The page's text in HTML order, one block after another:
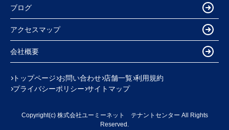
ブログ
アクセスマップ
会社概要
トップページ お問い合わせ 店舗一覧 利用規約
プライバシーポリシー サイトマップ
Copyright(c) 株式会社ユーミーネット テナントセンター All Rights
Reserved.